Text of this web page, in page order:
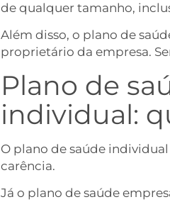
de qualquer tamanho,
Além disso, o plano de
proprietário da empresa.
Plano de
individual:
O plano de saúde
carência.
Já o plano de saúde